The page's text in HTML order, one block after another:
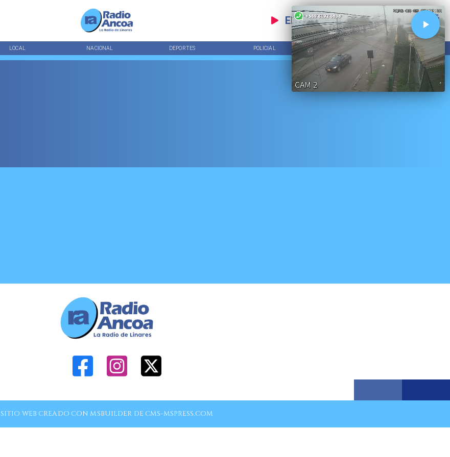
EN VIVO
LOCAL NACIONAL DEPORTES POLICIAL TENDENCIAS
SITIO WEB CREADO CON MSBUILDER DE CMS-MSPRESS.COM